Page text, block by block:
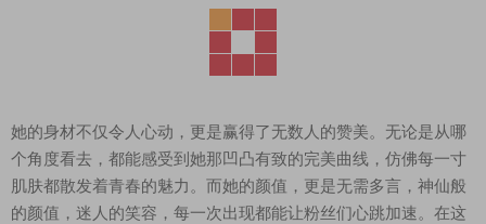
她的身材不仅令人心动，更是赢得了无数人的赞美。无论是从哪
个角度看去，都能感受到她那凹凸有致的完美曲线，仿佛每一寸
肌肤都散发着青春的魅力。而她的颜值，更是无需多言，神仙般
的颜值，迷人的笑容，每一次出现都能让粉丝们心跳加速。在这